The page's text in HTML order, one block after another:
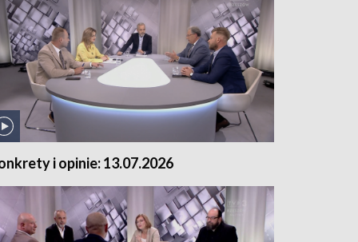
i opinie: 13.07.2026